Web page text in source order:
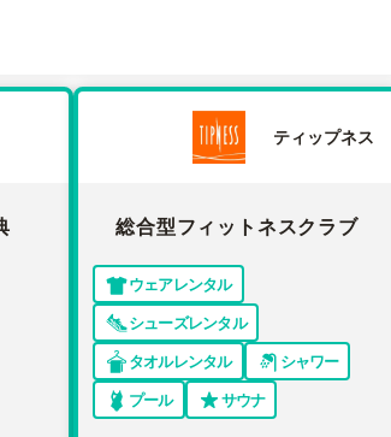
ティップネス
総合型フィットネスクラブ
ウェアレンタル
シューズレンタル
タオルレンタル
シャワー
プール
サウナ